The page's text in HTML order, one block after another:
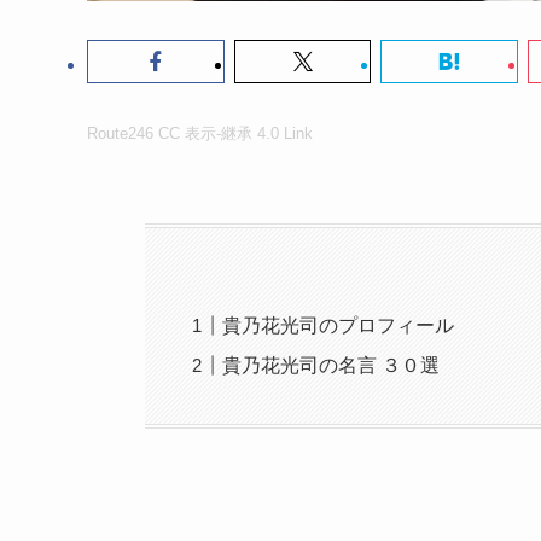
Route246 CC 表示-継承 4.0 Link
貴乃花光司のプロフィール
貴乃花光司の名言 ３０選